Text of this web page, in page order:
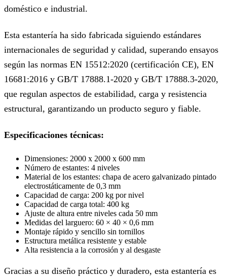
doméstico e industrial.
Esta estantería ha sido fabricada siguiendo estándares
internacionales de seguridad y calidad, superando ensayos
según las normas EN 15512:2020 (certificación CE), EN
16681:2016 y GB/T 17888.1-2020 y GB/T 17888.3-2020,
que regulan aspectos de estabilidad, carga y resistencia
estructural, garantizando un producto seguro y fiable.
Especificaciones técnicas:
Dimensiones: 2000 x 2000 x 600 mm
Número de estantes: 4 niveles
Material de los estantes: chapa de acero galvanizado pintado
electrostáticamente de 0,3 mm
Capacidad de carga: 200 kg por nivel
Capacidad de carga total: 400 kg
Ajuste de altura entre niveles cada 50 mm
Medidas del larguero: 60 × 40 × 0,6 mm
Montaje rápido y sencillo sin tornillos
Estructura metálica resistente y estable
Alta resistencia a la corrosión y al desgaste
Gracias a su diseño práctico y duradero, esta estantería es